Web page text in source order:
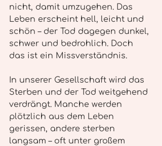
nicht, damit umzugehen. Das
Leben erscheint hell, leicht und
schön – der Tod dagegen dunkel,
schwer und bedrohlich. Doch
das ist ein Missverständnis.
In unserer Gesellschaft wird das
Sterben und der Tod weitgehend
verdrängt. Manche werden
plötzlich aus dem Leben
gerissen, andere sterben
langsam – oft unter großem